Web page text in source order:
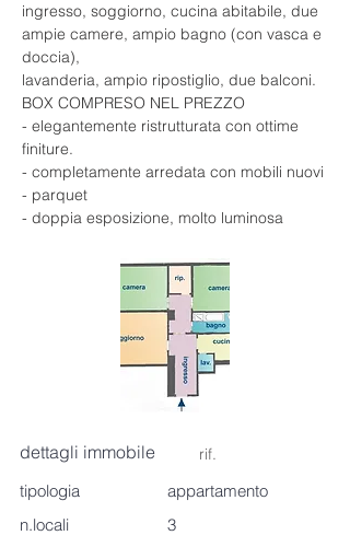
ingresso, soggiorno, cucina abitabile, due
ampie camere, ampio bagno (con vasca e
doccia),
lavanderia, ampio ripostiglio, due balconi.
BOX COMPRESO NEL PREZZO
- elegantemente ristrutturata con ottime
finiture.
- completamente arredata con mobili nuovi
- parquet
- doppia esposizione, molto luminosa
dettagli immobile rif.
tipologia
appartamento
n.locali
3